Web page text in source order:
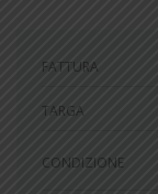
FATTURA
TARGA
CONDIZIONE